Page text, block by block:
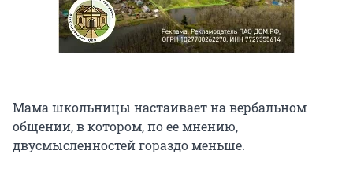
Мама школьницы настаивает на вербальном
общении, в котором, по ее мнению,
двусмысленностей гораздо меньше.